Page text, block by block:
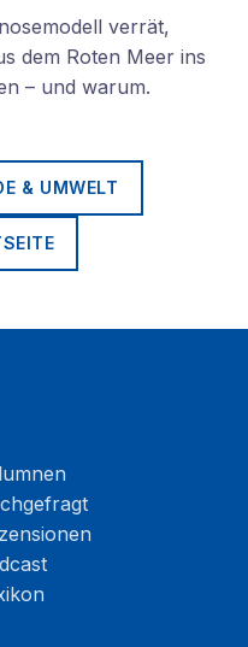
verrät,
dem Roten Meer ins
– und warum.
& UMWELT